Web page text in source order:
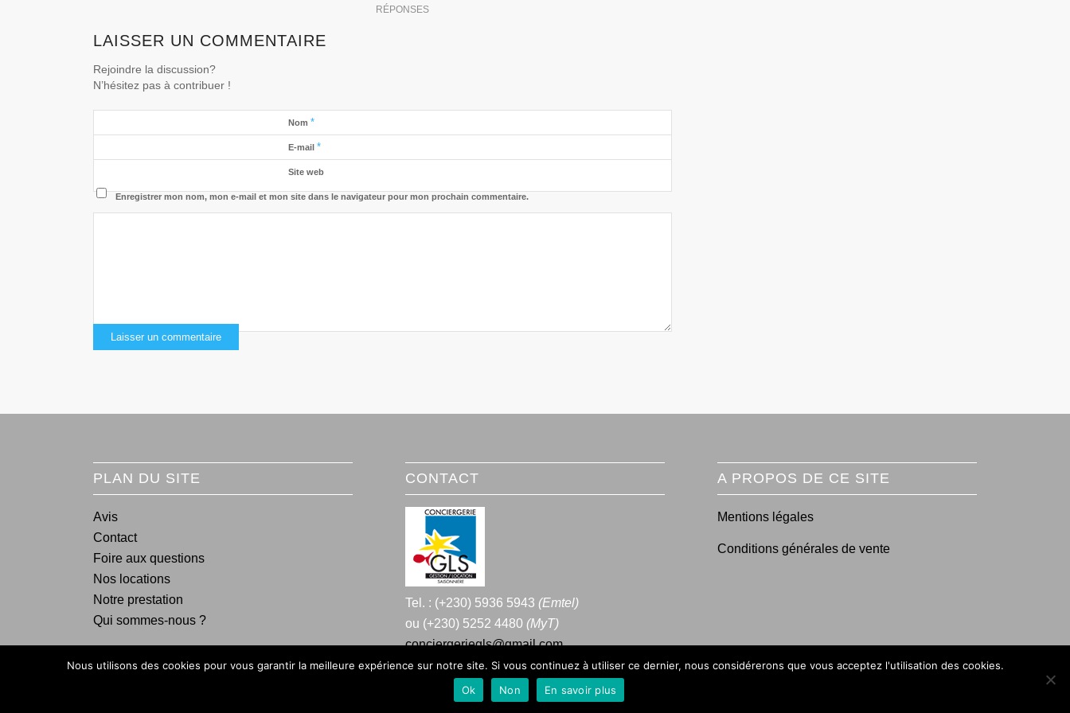
RÉPONSES
LAISSER UN COMMENTAIRE
Rejoindre la discussion?
N’hésitez pas à contribuer !
Nom*
E-mail*
Site web
Enregistrer mon nom, mon e-mail et mon site dans le navigateur pour mon prochain commentaire.
PLAN DU SITE
Avis
Contact
Foire aux questions
Nos locations
Notre prestation
Qui sommes-nous ?
CONTACT
Tel. : (+230) 5936 5943 (Emtel)
ou (+230) 5252 4480 (MyT)
conciergeriegls@gmail.com
A PROPOS DE CE SITE
Mentions légales
Conditions générales de vente
Nous utilisons des cookies pour vous garantir la meilleure expérience sur notre site. Si vous continuez à utiliser ce dernier, nous considérerons que vous acceptez l'utilisation des cookies.
Ok
Non En savoir plus